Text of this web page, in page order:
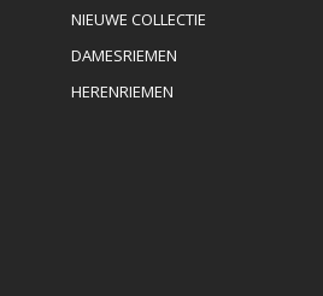
NIEUWE COLLECTIE
DAMESRIEMEN
HERENRIEMEN